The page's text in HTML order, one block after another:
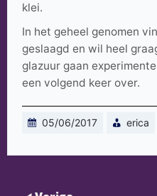
klei.
In het geheel genomen
geslaagd en wil heel
glazuur gaan
een volgend keer over.
05/06/2017 erica